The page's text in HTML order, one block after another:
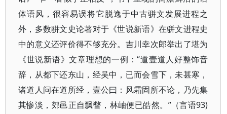
体语风，很容易误将它脱逸于中古骈文发展进程之
外，多数骈文史论著对于《世说新语》在骈文进程史
中的意义还评价得不够充分。吉川幸次郎举出了堪为
《世说新语》文章理想的一例：“道壹道人好整饰音
辞，从都下还东山，经吴中，已而会雪下，未甚寒，
诸道人问在道所经，壹公曰：风霜固所不论，乃先集
其惨淡，郊邑正自飘瞥，林岫便已皓然。”（言语93)